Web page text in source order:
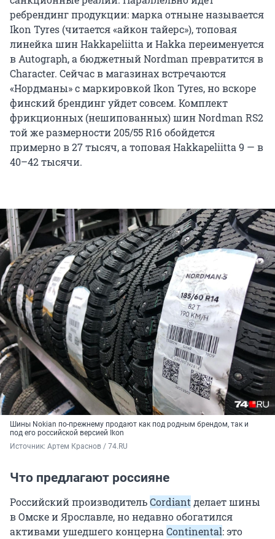
ребрендинг продукции: марка отныне называется
Ikon Tyres (читается «айкон тайерс»), топовая
линейка шин Hakkapeliitta и Hakka переименуется
в Autograph, а бюджетный Nordman превратится в
Character. Сейчас в магазинах встречаются
«Нордманы» с маркировкой Ikon Tyres, но вскоре
финский брендинг уйдет совсем. Комплект
фрикционных (нешипованных) шин Nordman RS2
той же размерности 205/55 R16 обойдется
примерно в 27 тысяч, а топовая Hakkapeliitta 9 — в
40–42 тысячи.
Шины Nokian по-прежнему продают как под родным брендом, так и
под его российской версией Ikon
Источник: Артем Краснов / 74.RU
Что предлагают россияне
Российский производительCordiant делает шины
в Омске и Ярославле, но недавно обогатился
активами ушедшего концерна Continental: это